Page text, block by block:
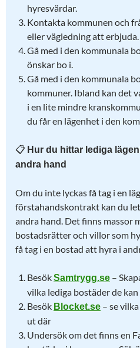
hyresvärdar.
Kontakta kommunen och
eller vägledning att erbjuda.
Gå med i den kommunala
önskar bo i.
Gå med i den kommunala
kommuner. Ibland kan det
i en lite mindre
du får en lägenhet i den
📋 Hur du hittar lediga
andra hand
Om du inte lyckas få tag i en
förstahandskontrakt kan du
andra hand. Det finns massor
bostadsrätter och villor som
få tag i en bostad att hyra i
BesökSamtrygg.se –
vilka lediga bostäder de
Besök Blocket.se – se
ut där
Undersök om det finns en